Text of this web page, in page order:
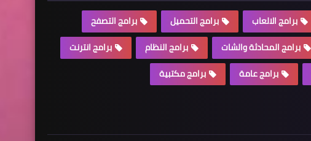
برامج الالعاب برامج التحميل
برامج التصفح
برامج المحادثة والشات برامج النظام
برامج انترنت
برامج عامة
برامج مكتبية